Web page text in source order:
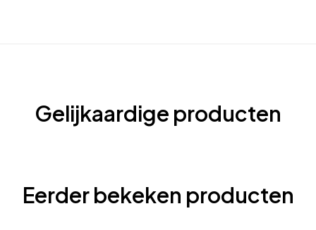
Gelijkaardige producten
Eerder bekeken producten